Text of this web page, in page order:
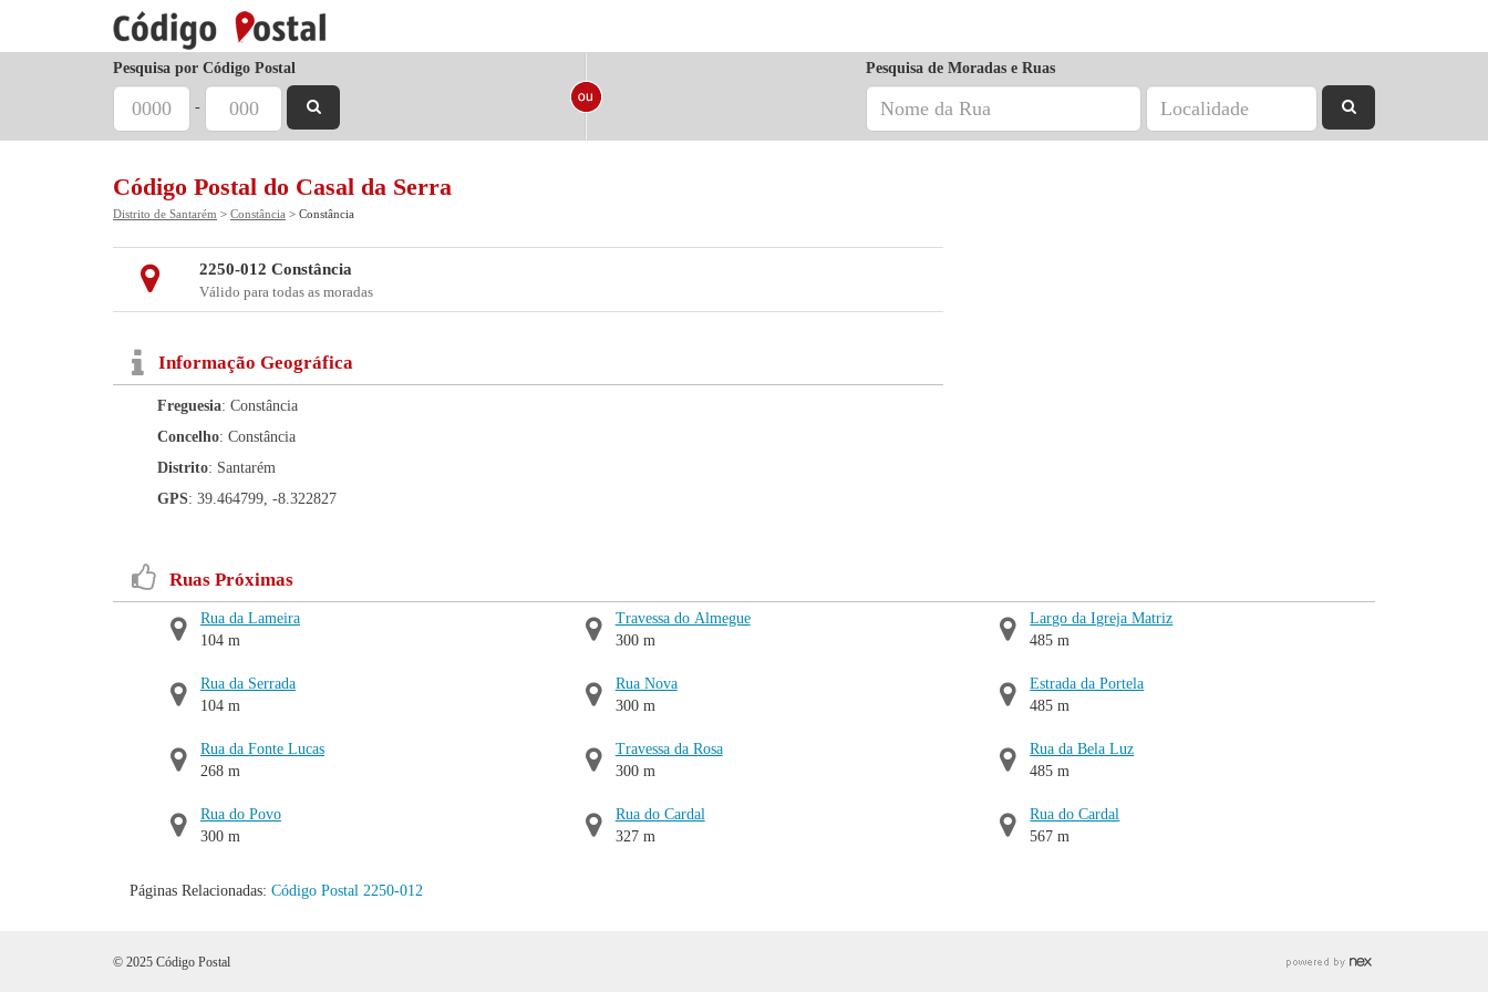
Pesquisa por Código Postal
-
Pesquisa de Moradas e Ruas
Código Postal do Casal da Serra
Distrito de Santarém > Constância > Constância
2250-012 Constância
Válido para todas as moradas
Informação Geográfica
Freguesia: Constância
Concelho: Constância
Distrito: Santarém
GPS: 39.464799, -8.322827
Ruas Próximas
Rua da Lameira
104 m
Rua da Serrada
104 m
Rua da Fonte Lucas
268 m
Rua do Povo
300 m
Travessa do Almegue
300 m
Rua Nova
300 m
Travessa da Rosa
300 m
Rua do Cardal
327 m
Largo da Igreja Matriz
485 m
Estrada da Portela
485 m
Rua da Bela Luz
485 m
Rua do Cardal
567 m
Páginas Relacionadas: Código Postal 2250-012
© 2025 Código Postal